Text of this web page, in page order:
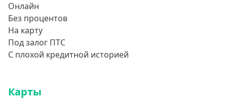
900000 руб
950000 руб
Целевые
Строительство дома
Онлайн
Без процентов
На карту
Под залог ПТС
С плохой кредитной историей
Карты